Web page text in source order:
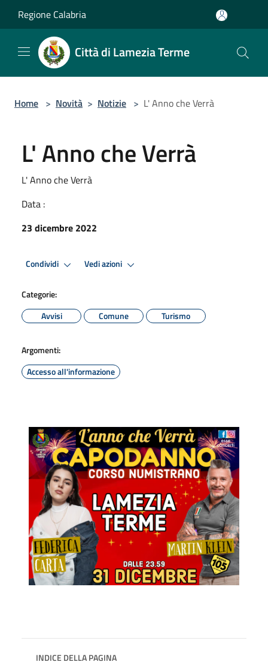
Regione Calabria
Città di Lamezia Terme
Home > Novità > Notizie > L' Anno che Verrà
L' Anno che Verrà
L' Anno che Verrà
Data :
23 dicembre 2022
Condividi Vedi azioni
Categorie:
Avvisi
Comune Turismo
Argomenti:
Accesso all'informazione
INDICE DELLA PAGINA